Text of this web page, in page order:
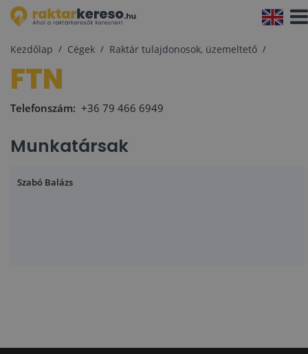
Kezdőlap Cégek Raktár tulajdonosok, üzemeltető
FTN
Telefonszám: +36 79 466 6949
Munkatársak
Szabó Balázs